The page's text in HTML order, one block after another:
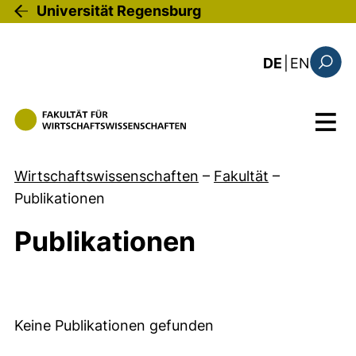
Direkt zum Inhalt
Universität Regensburg
DE EN: the
Menü
Wirtschaftswissenschaften – Fakultät –
Publikationen
Publikationen
Keine Publikationen gefunden